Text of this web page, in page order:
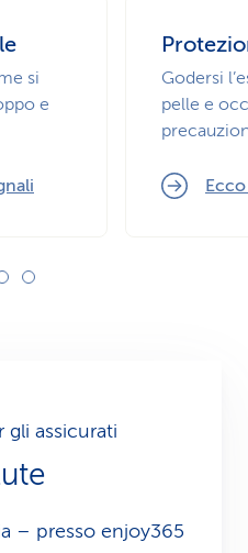
si
e
Godersi
pelle e
gli assicurati
– presso enjoy365